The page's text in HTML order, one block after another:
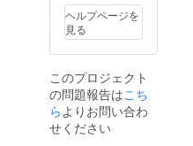
ゲット
を絞っ
た情報
拡散が
当日の
会場
（100人
規模を
想定）
ヘルプページを
見る
このプロジェクト
の問題報告はこち
らよりお問い合わ
せください